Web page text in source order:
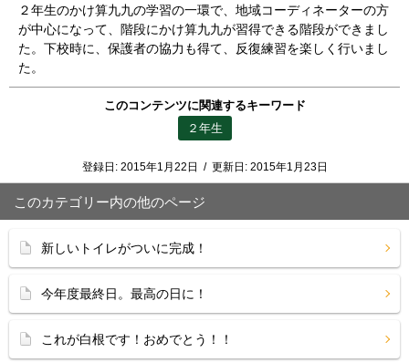
２年生のかけ算九九の学習の一環で、地域コーディネーターの方
が中心になって、階段にかけ算九九が習得できる階段ができまし
た。下校時に、保護者の協力も得て、反復練習を楽しく行いまし
た。
このコンテンツに関連するキーワード
２年生
登録日: 2015年1月22日 / 更新日: 2015年1月23日
このカテゴリー内の他のページ
新しいトイレがついに完成！
今年度最終日。最高の日に！
これが白根です！おめでとう！！